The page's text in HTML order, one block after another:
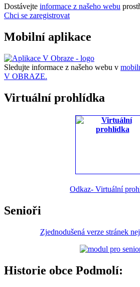
Dostávejte informace z našeho webu
Chci se zaregistrovat
Mobilní aplikace
Sledujte informace z našeho webu v
V OBRAZE.
Virtuální prohlídka
Odkaz- Virtuální
Senioři
Zjednodušená verze stránek
Historie obce Podmolí: